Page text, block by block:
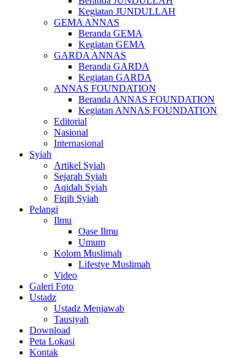
Kegiatan JUNDULLAH
GEMA ANNAS
Beranda GEMA
Kegiatan GEMA
GARDA ANNAS
Beranda GARDA
Kegiatan GARDA
ANNAS FOUNDATION
Beranda ANNAS FOUNDATION
Kegiatan ANNAS FOUNDATION
Editorial
Nasional
Internasional
Syiah
Artikel Syiah
Sejarah Syiah
Aqidah Syiah
Fiqih Syiah
Pelangi
Ilmu
Oase Ilmu
Umum
Kolom Muslimah
Lifestye Muslimah
Video
Galeri Foto
Ustadz
Ustadz Menjawab
Tausiyah
Download
Peta Lokasi
Kontak